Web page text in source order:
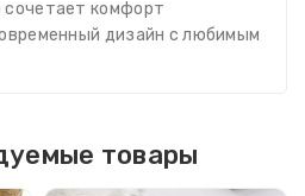
комфорт
дизайн с любимым
товары